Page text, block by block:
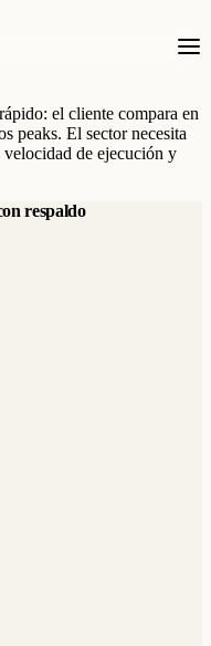
el cliente compara en
peaks. El sector necesita
velocidad de ejecución y
respaldo